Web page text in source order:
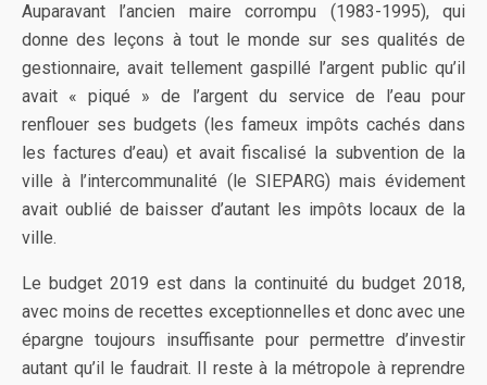
Auparavant l’ancien maire corrompu (1983-1995), qui
donne des leçons à tout le monde sur ses qualités de
gestionnaire, avait tellement gaspillé l’argent public qu’il
avait « piqué » de l’argent du service de l’eau pour
renflouer ses budgets (les fameux impôts cachés dans
les factures d’eau) et avait fiscalisé la subvention de la
ville à l’intercommunalité (le SIEPARG) mais évidement
avait oublié de baisser d’autant les impôts locaux de la
ville.
Le budget 2019 est dans la continuité du budget 2018,
avec moins de recettes exceptionnelles et donc avec une
épargne toujours insuffisante pour permettre d’investir
autant qu’il le faudrait. Il reste à la métropole à reprendre